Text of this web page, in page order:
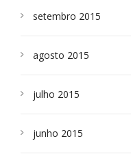
setembro 2015
agosto 2015
julho 2015
junho 2015